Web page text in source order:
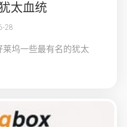
太血统
28
坞一些最有名的犹太